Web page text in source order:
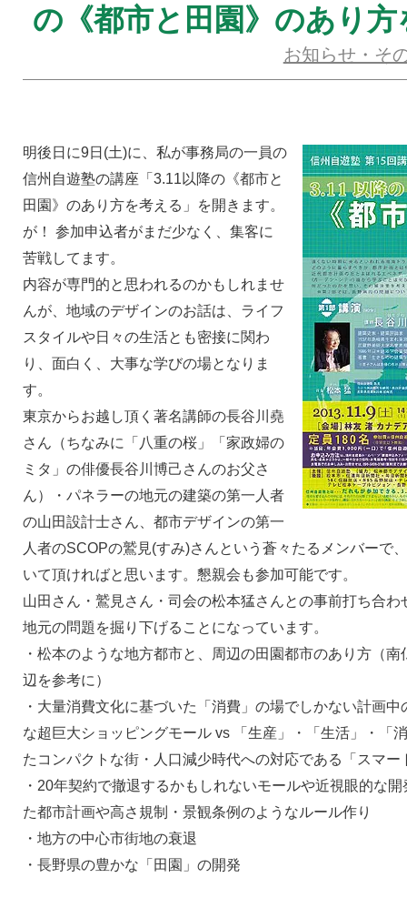
の《都市と田園》のあり
お知らせ・そ
明後日に9日(土)に、私が事務局の一員の
信州自遊塾の講座「3.11以降の《都市と
田園》のあり方を考える」を開きます。
が！ 参加申込者がまだ少なく、集客に
苦戦してます。
内容が専門的と思われるのかもしれませ
んが、地域のデザインのお話は、ライフ
スタイルや日々の生活とも密接に関わ
り、面白く、大事な学びの場となりま
す。
東京からお越し頂く著名講師の長谷川堯
さん（ちなみに「八重の桜」「家政婦の
ミタ」の俳優長谷川博己さんのお父さ
ん）・パネラーの地元の建築の第一人者
の山田設計士さん、都市デザインの第一
人者のSCOPの鷲見(すみ)さんという蒼々たるメンバーで
いて頂ければと思います。懇親会も参加可能です。
山田さん・鷲見さん・司会の松本猛さんとの事前打ち合わ
地元の問題を掘り下げることになっています。
・松本のような地方都市と、周辺の田園都市のあり方（
辺を参考に）
・大量消費文化に基づいた「消費」の場でしかない計画
な超巨大ショッピングモール vs 「生産」・「生活」・「
たコンパクトな街・人口減少時代への対応である「スマー
・20年契約で撤退するかもしれないモールや近視眼的な
た都市計画や高さ規制・景観条例のようなルール作り
・地方の中心市街地の衰退
・長野県の豊かな「田園」の開発